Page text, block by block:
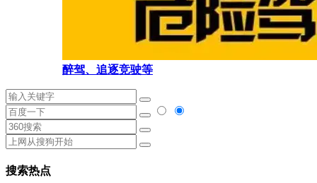
醉驾、追逐竞驶等
搜索热点